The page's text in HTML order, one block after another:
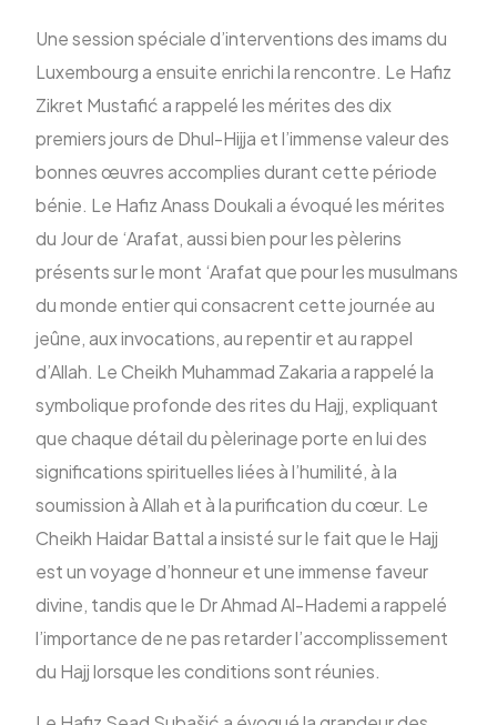
Une session spéciale d’interventions des imams du
Luxembourg a ensuite enrichi la rencontre. Le Hafiz
Zikret Mustafić a rappelé les mérites des dix
premiers jours de Dhul-Hijja et l’immense valeur des
bonnes œuvres accomplies durant cette période
bénie. Le Hafiz Anass Doukali a évoqué les mérites
du Jour de ‘Arafat, aussi bien pour les pèlerins
présents sur le mont ‘Arafat que pour les musulmans
du monde entier qui consacrent cette journée au
jeûne, aux invocations, au repentir et au rappel
d’Allah. Le Cheikh Muhammad Zakaria a rappelé la
symbolique profonde des rites du Hajj, expliquant
que chaque détail du pèlerinage porte en lui des
significations spirituelles liées à l’humilité, à la
soumission à Allah et à la purification du cœur. Le
Cheikh Haidar Battal a insisté sur le fait que le Hajj
est un voyage d’honneur et une immense faveur
divine, tandis que le Dr Ahmad Al-Hademi a rappelé
l’importance de ne pas retarder l’accomplissement
du Hajj lorsque les conditions sont réunies.